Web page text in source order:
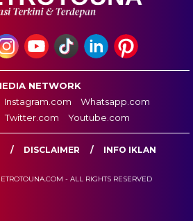
NETWORK
Instagram.com
Whatsapp.com
Twitter.com Youtube.com
DISCLAIMER INFO IKLAN
- ALL RIGHTS RESERVED